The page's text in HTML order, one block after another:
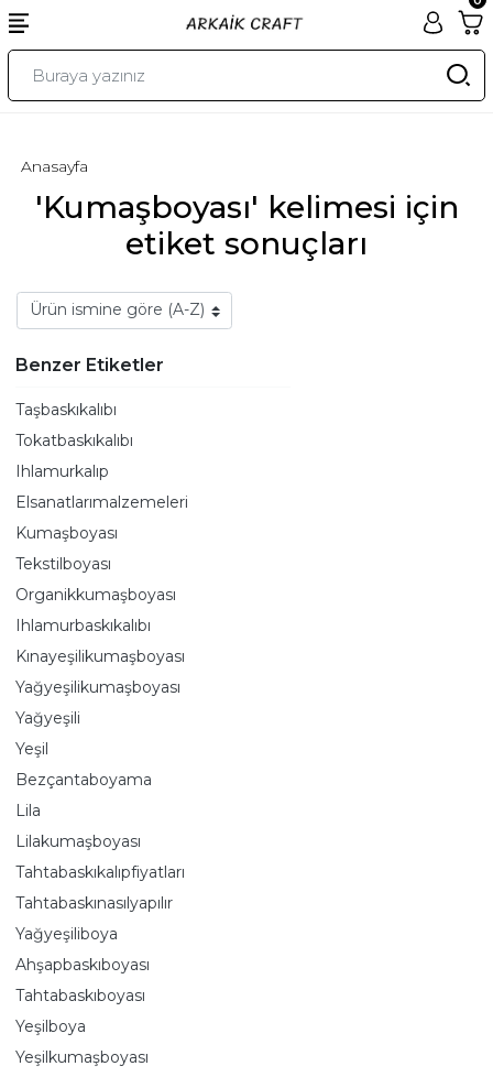
'Kumaşboyası' kelimesi için
etiket sonuçları
Anasayfa
Benzer Etiketler
Taşbaskıkalıbı
Tokatbaskıkalıbı
Ihlamurkalıp
Elsanatlarımalzemeleri
Kumaşboyası
Tekstilboyası
Organikkumaşboyası
Ihlamurbaskıkalıbı
Kınayeşilikumaşboyası
Yağyeşilikumaşboyası
Yağyeşili
Yeşil
Bezçantaboyama
Lila
Lilakumaşboyası
Tahtabaskıkalıpfiyatları
Tahtabaskınasılyapılır
Yağyeşiliboya
Ahşapbaskıboyası
Tahtabaskıboyası
Yeşilboya
Yeşilkumaşboyası